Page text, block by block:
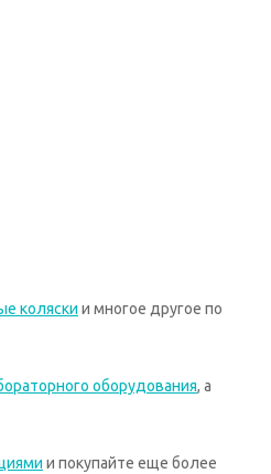
коляски и многое другое по
оборудования, а
и покупайте еще более